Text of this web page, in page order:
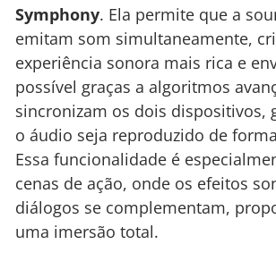
Symphony. Ela permite que a
emitam som simultaneamente,
experiência sonora mais rica e
possível graças a algoritmos
sincronizam os dois dispositivos,
o áudio seja reproduzido de
Essa funcionalidade é
cenas de ação, onde os efeitos
diálogos se complementam,
uma imersão total.